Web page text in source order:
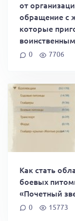
от
обращение с
которые
0 7706
Как стать
боевых
«Почетный
0 15773